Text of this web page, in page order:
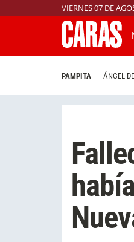
VIERNES 07 DE
PAMPITA ÁNGEL